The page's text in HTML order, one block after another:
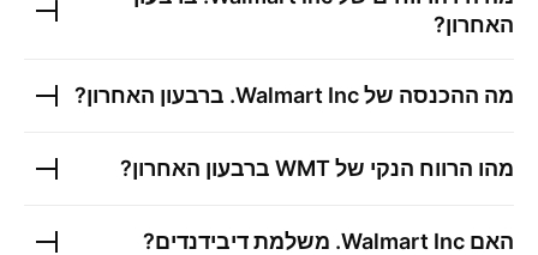
האחרון?
מה ההכנסה שלWalmart Inc. ברבעון האחרון?
מהו הרווח הנקי שלWMT ברבעון האחרון?
האם Walmart Inc. משלמת דיבידנדים?